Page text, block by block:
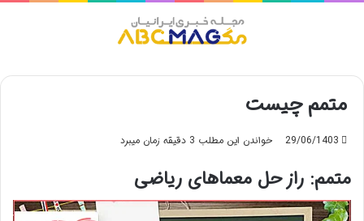
متمم چیست
29/06/1403 خواندن این مطلب 3 دقیقه زمان میبرد
متمم: راز حل معماهای ریاضی